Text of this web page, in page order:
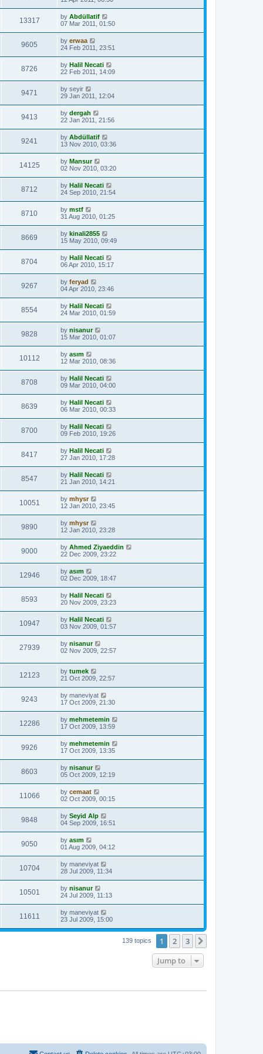
13317 by Abdüllatif
07 Mar 2011, 01:50
9605 by erwaa
24 Feb 2011, 23:51
8726 by Halil Necati
22 Feb 2011, 14:09
9471 by seyir
29 Jan 2011, 12:04
9413 by dergah
22 Jan 2011, 21:56
9241 by Abdüllatif
13 Nov 2010, 03:36
14125 by Mansur
02 Nov 2010, 03:20
8712 by Halil Necati
24 Sep 2010, 21:54
8710 by mstf
31 Aug 2010, 01:25
8669 by kinali2855
15 May 2010, 09:49
8704 by Halil Necati
06 Apr 2010, 15:17
9267 by feryad
04 Apr 2010, 23:46
8554 by Halil Necati
24 Mar 2010, 01:59
9828 by nisanur
15 Mar 2010, 01:07
10112 by asım
12 Mar 2010, 08:36
8708 by Halil Necati
09 Mar 2010, 04:00
8639 by Halil Necati
06 Mar 2010, 00:33
8700 by Halil Necati
09 Feb 2010, 19:26
8417 by Halil Necati
27 Jan 2010, 17:28
8547 by Halil Necati
21 Jan 2010, 14:21
10051 by mhysr
12 Jan 2010, 23:45
9890 by mhysr
12 Jan 2010, 23:28
9000 by Ahmed Ziyaeddin
22 Dec 2009, 23:22
12946 by asım
02 Dec 2009, 18:47
8593 by Halil Necati
20 Nov 2009, 23:23
10947 by Halil Necati
03 Nov 2009, 01:57
27939 by nisanur
02 Nov 2009, 22:57
12123 by tumek
21 Oct 2009, 22:57
9243 by maneviyat
17 Oct 2009, 21:30
12286 by mehmetemin
17 Oct 2009, 13:59
9926 by mehmetemin
17 Oct 2009, 13:35
8603 by nisanur
05 Oct 2009, 12:19
11066 by cemaat
02 Oct 2009, 00:15
9848 by Seyid Alp
04 Sep 2009, 16:51
9050 by asım
01 Aug 2009, 04:12
10704 by maneviyat
28 Jul 2009, 11:34
10501 by nisanur
24 Jul 2009, 11:13
11611 by maneviyat
23 Jul 2009, 15:00
139 topics 1 2 3
Jump to